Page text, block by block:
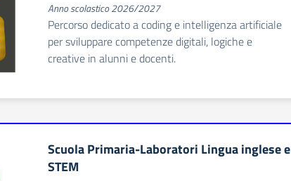
Anno scolastico 2026/2027
Percorso dedicato a coding e intelligenza artificiale
per sviluppare competenze digitali, logiche e
creative in alunni e docenti.
Scuola Primaria-Laboratori Lingua inglese e
STEM